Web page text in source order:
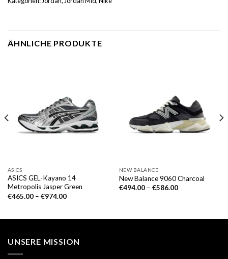
ÄHNLICHE PRODUKTE
ASICS
ASICS GEL-Kayano 14
Metropolis Jasper Green
€465.00– €974.00
NEW BALANCE
New Balance 9060 Charcoal
€494.00– €586.00
UNSERE MISSION